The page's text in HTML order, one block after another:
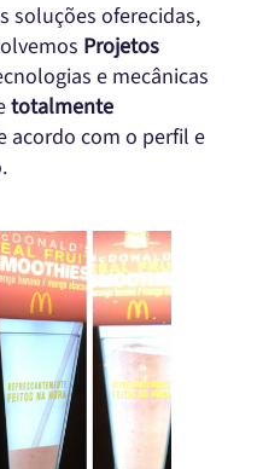
soluções oferecidas,
Projetos
e mecânicas
totalmente
acordo com o perfil e